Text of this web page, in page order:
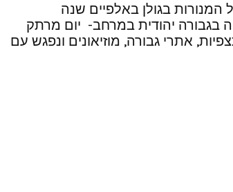
בגולן באלפיים שנה
בגבורה יהודית במרחב- יום מרתק
אתרי גבורה, מוזיאונים ונפגש עם